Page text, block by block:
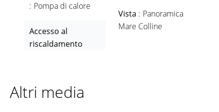
Pompa di calore
Accesso al
riscaldamento
Vista
Panoramica
Mare Colline
Altri media